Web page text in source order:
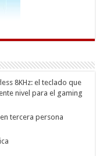
8KHz: el teclado que
nivel para el gaming
tercera persona